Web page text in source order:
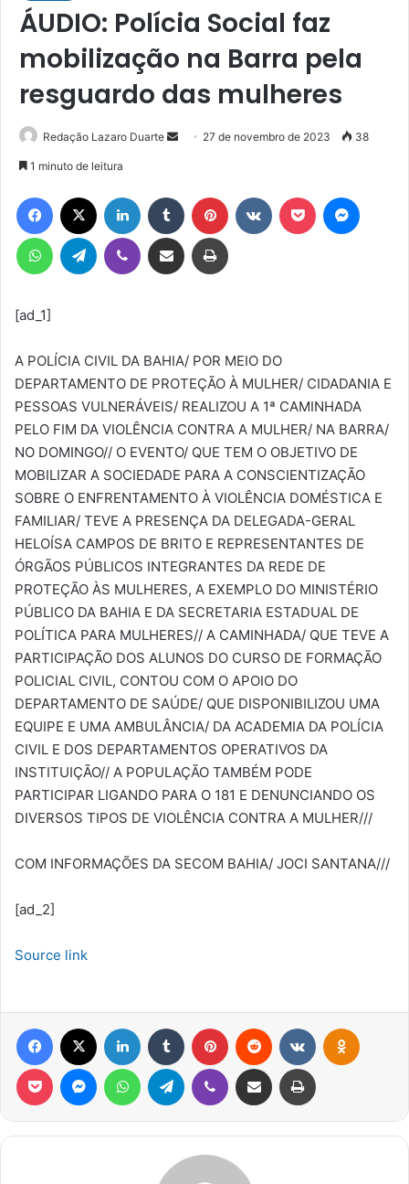
ÁUDIO: Polícia Social faz
mobilização na Barra pela
resguardo das mulheres
Redação Lazaro Duarte
Mande
mail
27 de novembro de 2023 38
1 minuto de leitura
Facebook Linkedin Tumblr Pinterest Pocket
WhatsAppTelegram Viber Compartilhar via e-mail Imprimir
[ad_1]
A POLÍCIA CIVIL DA BAHIA/ POR MEIO DO
DEPARTAMENTO DE PROTEÇÃO À MULHER/ CIDADANIA E
PESSOAS VULNERÁVEIS/ REALIZOU A 1ª CAMINHADA
PELO FIM DA VIOLÊNCIA CONTRA A MULHER/ NA BARRA/
NO DOMINGO// O EVENTO/ QUE TEM O OBJETIVO DE
MOBILIZAR A SOCIEDADE PARA A CONSCIENTIZAÇÃO
SOBRE O ENFRENTAMENTO À VIOLÊNCIA DOMÉSTICA E
FAMILIAR/ TEVE A PRESENÇA DA DELEGADA-GERAL
HELOÍSA CAMPOS DE BRITO E REPRESENTANTES DE
ÓRGÃOS PÚBLICOS INTEGRANTES DA REDE DE
PROTEÇÃO ÀS MULHERES, A EXEMPLO DO MINISTÉRIO
PÚBLICO DA BAHIA E DA SECRETARIA ESTADUAL DE
POLÍTICA PARA MULHERES// A CAMINHADA/ QUE TEVE A
PARTICIPAÇÃO DOS ALUNOS DO CURSO DE FORMAÇÃO
POLICIAL CIVIL, CONTOU COM O APOIO DO
DEPARTAMENTO DE SAÚDE/ QUE DISPONIBILIZOU UMA
EQUIPE E UMA AMBULÂNCIA/ DA ACADEMIA DA POLÍCIA
CIVIL E DOS DEPARTAMENTOS OPERATIVOS DA
INSTITUIÇÃO// A POPULAÇÃO TAMBÉM PODE
PARTICIPAR LIGANDO PARA O 181 E DENUNCIANDO OS
DIVERSOS TIPOS DE VIOLÊNCIA CONTRA A MULHER///
COM INFORMAÇÕES DA SECOM BAHIA/ JOCI SANTANA///
[ad_2]
Source link
Facebook Linkedin Tumblr Pinterest Reddit
Pocket MessengerWhatsAppTelegram Viber Compartilhar via e-mail Imprimir